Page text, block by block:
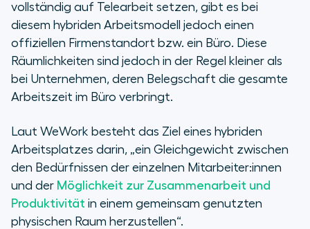
vollständig auf Telearbeit setzen, gibt es bei
diesem hybriden Arbeitsmodell jedoch einen
offiziellen Firmenstandort bzw. ein Büro. Diese
Räumlichkeiten sind jedoch in der Regel kleiner als
bei Unternehmen, deren Belegschaft die gesamte
Arbeitszeit im Büro verbringt.
Laut WeWork besteht das Ziel eines hybriden
Arbeitsplatzes darin, „ein Gleichgewicht zwischen
den Bedürfnissen der einzelnen Mitarbeiter:innen
und der Möglichkeit zur Zusammenarbeit und
Produktivität in einem gemeinsam genutzten
physischen Raum herzustellen“.